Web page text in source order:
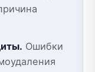
Ошибки